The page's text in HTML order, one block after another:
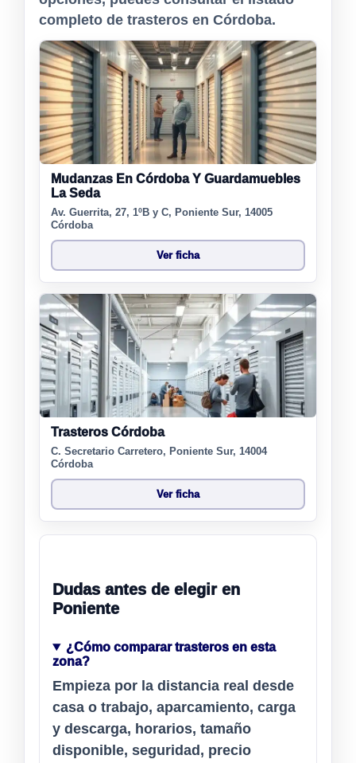
completo de trasteros en Córdoba.
Mudanzas En Córdoba Y Guardamuebles
La Seda
Av. Guerrita, 27, 1ºB y C, Poniente Sur, 14005
Córdoba
Ver ficha
Trasteros Córdoba
C. Secretario Carretero, Poniente Sur, 14004
Córdoba
Ver ficha
Dudas antes de elegir en
Poniente
¿Cómo comparar trasteros en esta
zona?
Empieza por la distancia real desde
casa o trabajo, aparcamiento, carga
y descarga, horarios, tamaño
disponible, seguridad, precio